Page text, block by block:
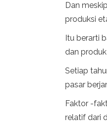
Dan
produksi
Itu berarti
dan
Setiap
pasar
Faktor -
relatif dari